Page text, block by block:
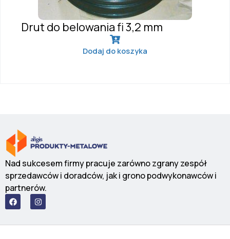
Drut do belowania fi 3,2 mm
Dodaj do koszyka
Nad sukcesem firmy pracuje zarówno zgrany zespół
sprzedawców i doradców, jak i grono podwykonawców i
partnerów.
F
a
c
b
I
n
s
a